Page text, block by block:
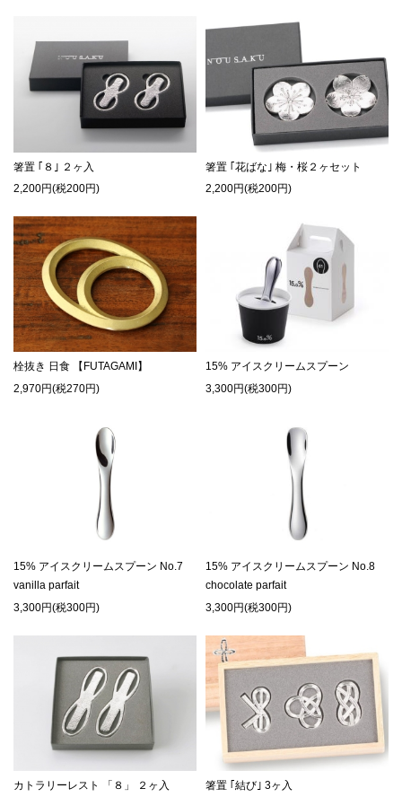
箸置 ｢８｣ ２ヶ入
2,200円(税200円)
箸置 ｢花ばな｣ 梅・桜２ヶセット
2,200円(税200円)
栓抜き 日食 【FUTAGAMI】
2,970円(税270円)
15% アイスクリームスプーン
3,300円(税300円)
15% アイスクリームスプーン No.7
vanilla parfait
3,300円(税300円)
15% アイスクリームスプーン No.8
chocolate parfait
3,300円(税300円)
カトラリーレスト 「８」 ２ヶ入
箸置 ｢結び｣ 3ヶ入